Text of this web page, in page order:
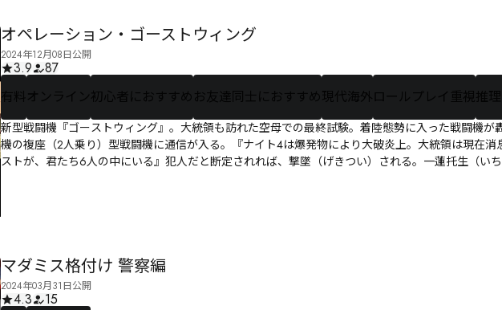
オペレーション・ゴーストウィング
2024年12月08日公開
3.9
87
有料 オンライン 初心者におすすめお友達同士におすすめ現代海外ロールプレイ重視推
新型戦闘機『ゴーストウィング』。大統領も訪れた空母での最終試験。着陸態勢に入った戦闘機
機の複座（2人乗り）型戦闘機に通信が入る。『ナイト4は爆発物により大破炎上。大統領は現在
ストが、――君たち6人の中にいる』犯人だと断定されれば、撃墜（げきつい）される。一蓮托生（い
マダミス格付け 警察編
2024年03月31日公開
4.3
15